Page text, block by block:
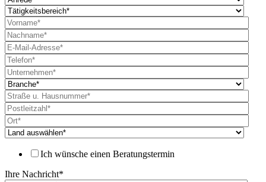
Ich wünsche einen Beratungstermin
Ihre Nachricht*